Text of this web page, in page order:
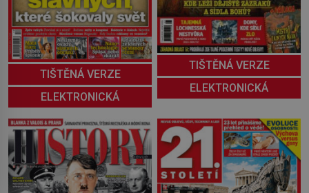
TIŠTĚNÁ VERZE
ELEKTRONICKÁ
TIŠTĚNÁ VERZE
ELEKTRONICKÁ